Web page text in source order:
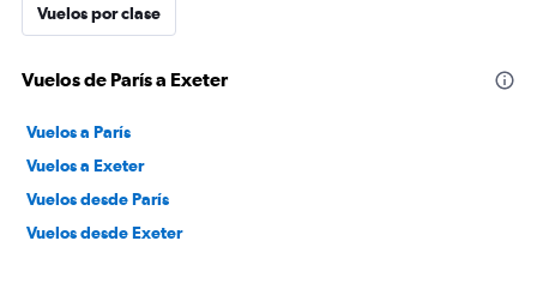
Vuelos por clase
Vuelos de París a Exeter
Vuelos a París
Vuelos a Exeter
Vuelos desde París
Vuelos desde Exeter